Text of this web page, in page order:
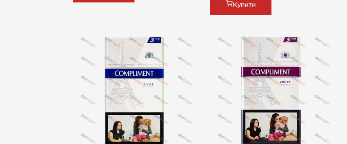
Купити